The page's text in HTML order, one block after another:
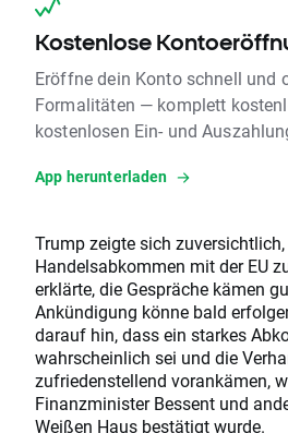
Kostenlose
Eröffne dein Konto schnell und
Formalitäten — komplett
kostenlosen Ein- und
App herunterladen
Trump zeigte sich zuversichtlich,
Handelsabkommen mit der EU
erklärte, die Gespräche kämen
Ankündigung könne bald
darauf hin, dass ein starkes
wahrscheinlich sei und die
zufriedenstellend vorankämen,
Finanzminister Bessent und
Weißen Haus bestätigt wurde.